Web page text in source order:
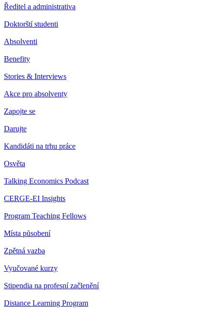
Ředitel a administrativa
Doktorští studenti
Absolventi
Benefity
Stories & Interviews
Akce pro absolventy
Zapojte se
Darujte
Kandidáti na trhu práce
Osvěta
Talking Economics Podcast
CERGE-EI Insights
Program Teaching Fellows
Místa působení
Zpětná vazba
Vyučované kurzy
Stipendia na profesní začlenění
Distance Learning Program